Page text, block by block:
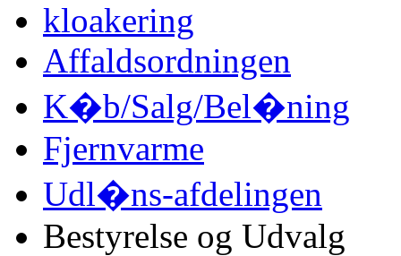
kloakering
Affaldsordningen
K�b/Salg/Bel�ning
Fjernvarme
Udl�ns-afdelingen
Bestyrelse og Udvalg